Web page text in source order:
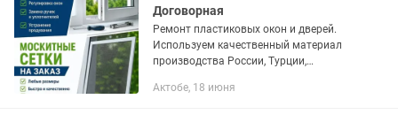
Договорная
Ремонт пластиковых окон и дверей.
Используем качественный материал
производства России, Турции,
уплотнительной резины от продувания
Актобе, 18 июня